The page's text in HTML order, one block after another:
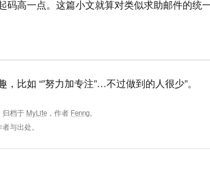
码高一点。这篇小文就算对类似求助邮件的统一
比如 “”努力加专注”…不过做到的人很少”。
归档于 MyLife ，作者 Fenng。
与出处。